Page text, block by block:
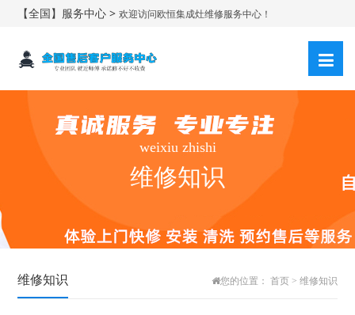
【全国】服务中心 >欢迎访问欧恒集成灶维修服务中心！
weixiu zhishi
维修知识
维修知识 您的位置： 首页> 维修知识